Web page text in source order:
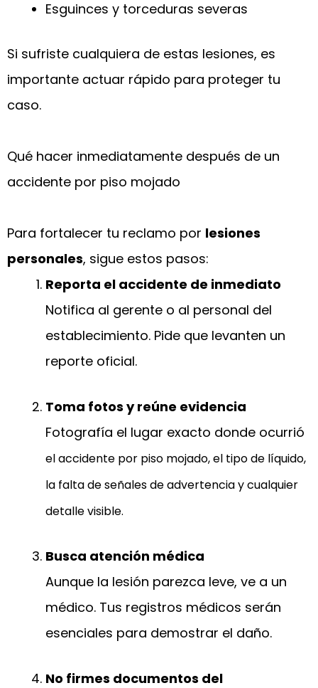
Esguinces y torceduras severas
Si sufriste cualquiera de estas lesiones, es
importante actuar rápido para proteger tu
caso.
Qué hacer inmediatamente después de un
accidente por piso mojado
Para fortalecer tu reclamo por lesiones
personales, sigue estos pasos:
Reporta el accidente de inmediato
Notifica al gerente o al personal del
establecimiento. Pide que levanten un
reporte oficial.
Toma fotos y reúne evidencia
Fotografía el lugar exacto donde ocurrió
el accidente por piso mojado, el tipo de líquido,
la falta de señales de advertencia y cualquier
detalle visible.
Busca atención médica
Aunque la lesión parezca leve, ve a un
médico. Tus registros médicos serán
esenciales para demostrar el daño.
No firmes documentos del